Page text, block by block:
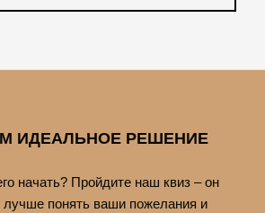
ИДЕАЛЬНОЕ РЕШЕНИЕ
начать? Пройдите наш квиз – он
понять ваши пожелания и